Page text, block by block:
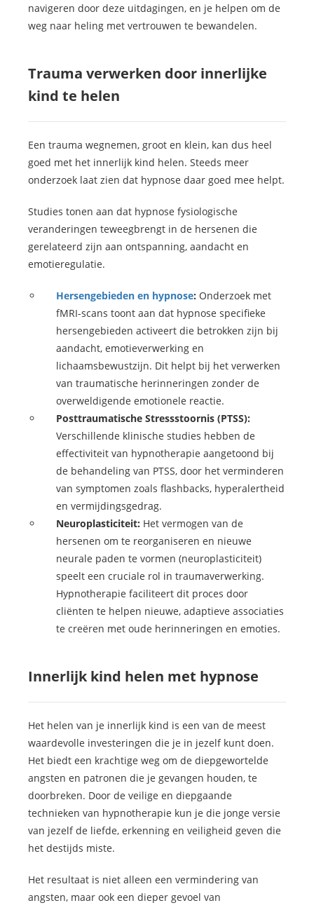
navigeren door deze uitdagingen, en je helpen om de
weg naar heling met vertrouwen te bewandelen.
Trauma verwerken door innerlijke
kind te helen
Een trauma wegnemen, groot en klein, kan dus heel
goed met het innerlijk kind helen. Steeds meer
onderzoek laat zien dat hypnose daar goed mee helpt.
Studies tonen aan dat hypnose fysiologische
veranderingen teweegbrengt in de hersenen die
gerelateerd zijn aan ontspanning, aandacht en
emotieregulatie.
Hersengebieden en hypnose: Onderzoek met
fMRI-scans toont aan dat hypnose specifieke
hersengebieden activeert die betrokken zijn bij
aandacht, emotieverwerking en
lichaamsbewustzijn. Dit helpt bij het verwerken
van traumatische herinneringen zonder de
overweldigende emotionele reactie.
Posttraumatische Stressstoornis (PTSS):
Verschillende klinische studies hebben de
effectiviteit van hypnotherapie aangetoond bij
de behandeling van PTSS, door het verminderen
van symptomen zoals flashbacks, hyperalertheid
en vermijdingsgedrag.
Neuroplasticiteit: Het vermogen van de
hersenen om te reorganiseren en nieuwe
neurale paden te vormen (neuroplasticiteit)
speelt een cruciale rol in traumaverwerking.
Hypnotherapie faciliteert dit proces door
cliënten te helpen nieuwe, adaptieve associaties
te creëren met oude herinneringen en emoties.
Innerlijk kind helen met hypnose
Het helen van je innerlijk kind is een van de meest
waardevolle investeringen die je in jezelf kunt doen.
Het biedt een krachtige weg om de diepgewortelde
angsten en patronen die je gevangen houden, te
doorbreken. Door de veilige en diepgaande
technieken van hypnotherapie kun je die jonge versie
van jezelf de liefde, erkenning en veiligheid geven die
het destijds miste.
Het resultaat is niet alleen een vermindering van
angsten, maar ook een dieper gevoel van